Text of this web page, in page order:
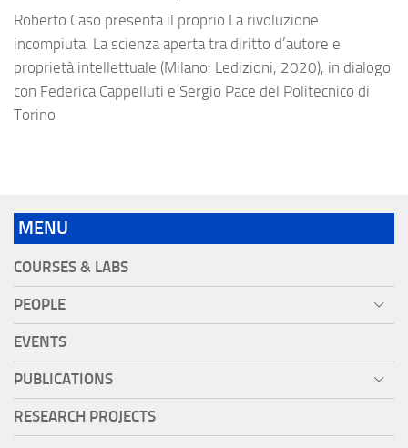
Roberto Caso presenta il proprio La rivoluzione
incompiuta. La scienza aperta tra diritto d’autore e
proprietà intellettuale (Milano: Ledizioni, 2020), in dialogo
con Federica Cappelluti e Sergio Pace del Politecnico di
Torino
MENU
COURSES & LABS
PEOPLE
EVENTS
PUBLICATIONS
RESEARCH PROJECTS